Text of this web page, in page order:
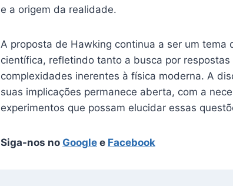
e a origem da realidade.
A proposta de Hawking continua a ser um
científica, refletindo tanto a busca por
complexidades inerentes à física moderna. A
suas implicações permanece aberta, com a
experimentos que possam elucidar essas
Siga-nos no Google e Facebook